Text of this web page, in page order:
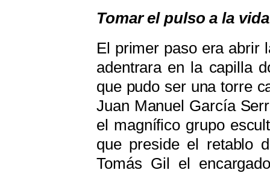
Tomar el pulso a la vida
El primer paso era abrir
adentrara en la capilla
que pudo ser una torre
Juan Manuel García
el magnífico grupo
que preside el retablo
Tomás Gil el